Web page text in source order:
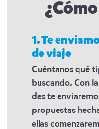
1. Te
de viaje
Cuéntanos qué
buscando. Con
des te
propuestas
ellas